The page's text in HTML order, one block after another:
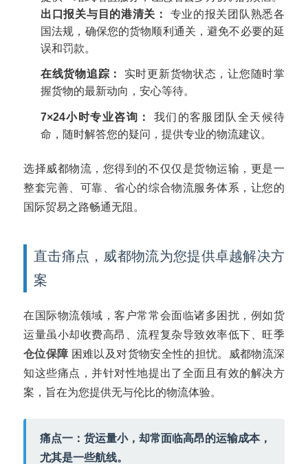
出口报关与目的港清关： 专业的报关团队熟悉各
国法规，确保您的货物顺利通关，避免不必要的延
误和罚款。
在线货物追踪： 实时更新货物状态，让您随时掌
握货物的最新动向，安心等待。
7×24小时专业咨询： 我们的客服团队全天候待
命，随时解答您的疑问，提供专业的物流建议。
选择威都物流，您得到的不仅仅是货物运输，更是一
整套完善、可靠、省心的综合物流服务体系，让您的
国际贸易之路畅通无阻。
直击痛点，威都物流为您提供卓越解决方
案
在国际物流领域，客户常常会面临诸多困扰，例如货
运量虽小却收费高昂、流程复杂导致效率低下、旺季
仓位保障 困难以及对货物安全性的担忧。威都物流深
知这些痛点，并针对性地提出了全面且有效的解决方
案，旨在为您提供无与伦比的物流体验。
痛点一：货运量小，却常面临高昂的运输成本，
尤其是一些航线。